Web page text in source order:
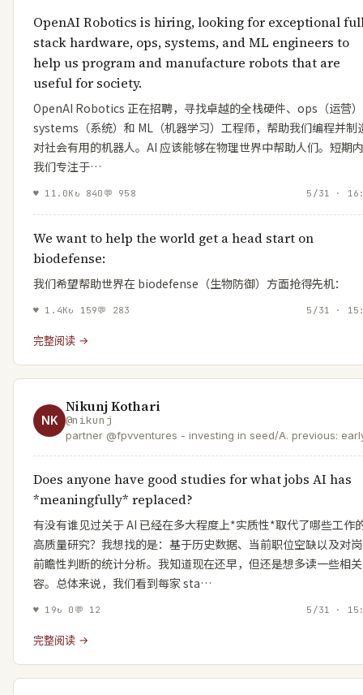
OpenAI Robotics is hiring, looking for exceptional
stack hardware, ops, systems, and ML engineers to
help us program and manufacture robots that are
useful for society.
OpenAI Robotics 正在招聘，寻找卓越的全栈硬件、ops（运营
systems（系统）和 ML（机器学习）工程师，帮助我们编程并制
对社会有用的机器人。AI 应该能够在物理世界中帮助人们。短期
我们专注于…
♥ 11.0K↻ 840 💬 958 5/31 ·
We want to help the world get a head start on
biodefense:
我们希望帮助世界在 biodefense（生物防御）方面抢得先机：
♥ 1.4K↻ 159💬 283 5/31 ·
完整阅读 →
NK
Nikunj Kothari
@nikunj
partner @fpvventures - investing in seed/A. previous:
Does anyone have good studies for what jobs AI has
*meaningfully* replaced?
有没有谁见过关于 AI 已经在多大程度上*实质性*取代了哪些工作
高质量研究？我想找的是：基于历史数据、当前职位空缺以及对
前瞻性判断的统计分析。我知道现在还早，但还是想多读一些相
容。总体来说，我们看到每家 sta…
♥ 19↻ 0 💬 12 5/31 ·
完整阅读 →